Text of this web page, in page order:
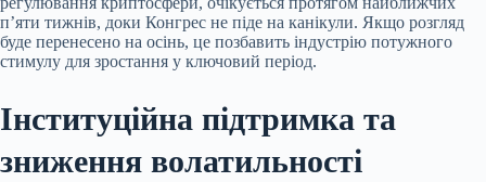
п’яти тижнів, доки Конгрес не піде на канікули. Якщо розгляд
буде перенесено на осінь, це позбавить індустрію потужного
стимулу для зростання у ключовий період.
Інституційна підтримка та
зниження волатильності